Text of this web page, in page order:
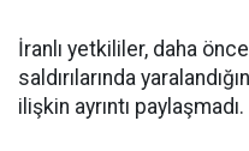
İranlı yetkililer, daha
saldırılarında
ilişkin ayrıntı paylaşmadı.